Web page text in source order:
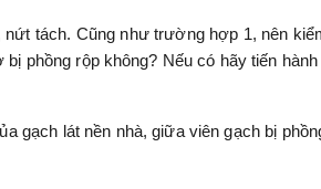
tách. Cũng như trường hợp 1, nên
phồng rộp không? Nếu có hãy tiến
gạch lát nền nhà, giữa viên gạch bị